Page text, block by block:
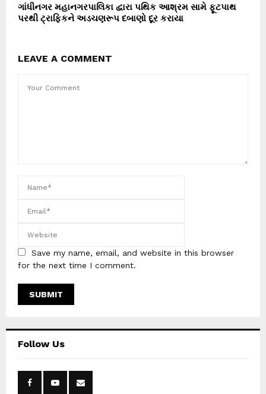
ગાંધીનગર મહાનગરપાલિકા દ્વારા પથિક આશ્રમ સામે ફૂટપાથ
પરથી ટ્રાફિકને અડચણરૂપ દબાણો દૂર કરાયા
LEAVE A COMMENT
Save my name, email, and website in this browser
for the next time I comment.
Follow Us